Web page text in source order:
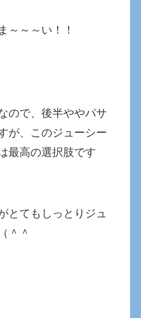
～～～い！！
ので、後半ややパサ
が、このジューシー
最高の選択肢です
とてもしっとりジュ
＾＾